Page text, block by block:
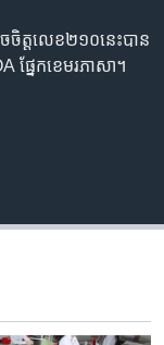
ចិត្ត​លេខ​២១០​នេះ​បាន​
នែក​​ខេមរភាសា។